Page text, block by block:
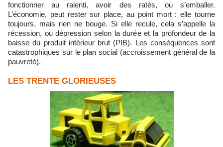
fonctionner au ralenti, avoir des ratés, ou s’emballer.
L’économie, peut rester sur place, au point mort : elle tourne
toujours, mais rien ne bouge. Si elle recule, cela s’appelle la
récession, ou dépression selon la durée et la profondeur de la
baisse du produit intérieur brut (PIB). Les conséquences sont
catastrophiques sur le plan social (accroissement général de la
pauvreté).
LES TRENTE GLORIEUSES